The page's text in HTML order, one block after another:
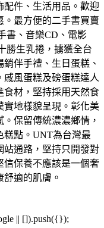
配件、生活用品。歡迎
最方便的二手書買賣
書、音樂CD、電影
勝生乳捲，擄獲全台
伴手禮、生日蛋糕、
戚風蛋糕及磅蛋糕達人
食材，堅持採用天然食
地樣貌呈現。 彰化美
保留傳統濃濃鄉情，
點。 UNT為台灣最
站通路，堅持只開發對
信保養不應該是一個奢
適的肌膚。
|| []).push({});